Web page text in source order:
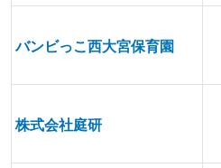
バンビっこ西大宮保育園
株式会社庭研